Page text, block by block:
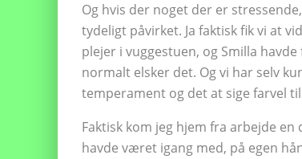
Og hvis der noget der er
tydeligt påvirket. Ja faktisk fik vi at
plejer i vuggestuen, og Smilla
normalt elsker det. Og vi har selv
temperament og det at sige farvel
Faktisk kom jeg hjem fra arbejde
havde været igang med, på egen